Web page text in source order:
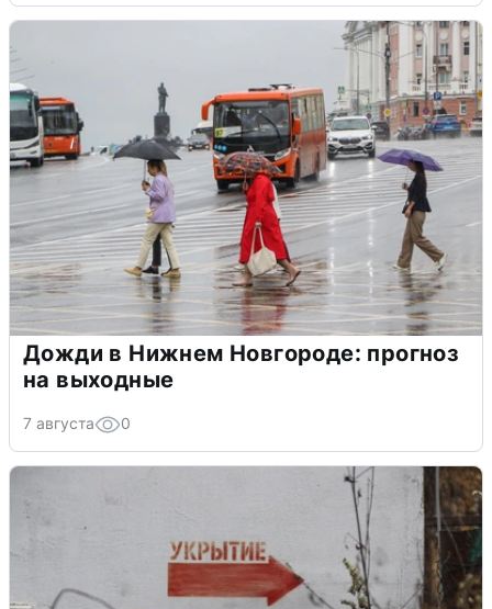
Дожди в Нижнем Новгороде: прогноз
на выходные
7 августа 0